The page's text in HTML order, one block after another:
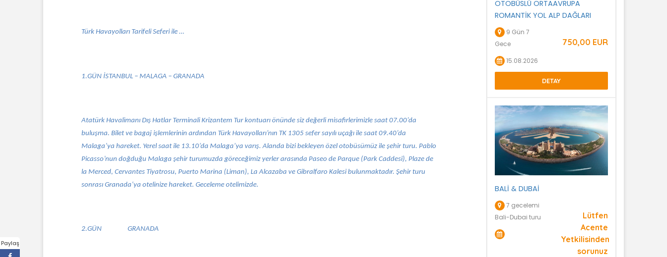
Türk Havayolları Tarifeli Seferi ile …
1.GÜN İSTANBUL – MALAGA – GRANADA
Atatürk Havalimanı Dış Hatlar Terminali Krizantem Tur kontuarı önünde siz değerli misafirlerimizle saat 07.00’da
buluşma. Bilet ve bagaj işlemlerinin ardından Türk Havayolları’nın TK 1305 sefer sayılı uçağı ile saat 09.40’da
Malaga’ya hareket. Yerel saat ile 13.10’da Malaga’ya varış. Alanda bizi bekleyen özel otobüsümüz ile şehir turu. Pablo
Picasso’nun doğduğu Malaga şehir turumuzda göreceğimiz yerler arasında Paseo de Parque (Park Caddesi), Plaze de
la Merced, Cervantes Tiyatrosu, Puerto Marina (Liman), La Alcazaba ve Gibralfaro Kalesi bulunmaktadır. Şehir turu
sonrası Granada’ya otelinize hareket. Geceleme otelimizde.
2.GÜN GRANADA
OTOBÜSLÜ ORTAAVRUPA
ROMANTİK YOL ALP DAĞLARI
9 Gün 7
Gece
15.08.2026
750,00 EUR
DETAY
BALİ & DUBAİ
7 gecelemi
Bali-Dubai turu
Lütfen
Acente
Yetkilisinden
sorunuz
Paylaş